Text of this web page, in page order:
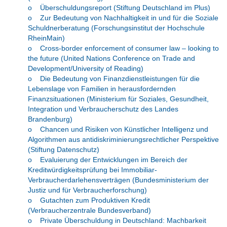
o Überschuldungsreport (Stiftung Deutschland im Plus)
o Zur Bedeutung von Nachhaltigkeit in und für die Soziale
Schuldnerberatung (Forschungsinstitut der Hochschule
RheinMain)
o Cross-border enforcement of consumer law – looking to
the future (United Nations Conference on Trade and
Development/University of Reading)
o Die Bedeutung von Finanzdienstleistungen für die
Lebenslage von Familien in herausfordernden
Finanzsituationen (Ministerium für Soziales, Gesundheit,
Integration und Verbraucherschutz des Landes
Brandenburg)
o Chancen und Risiken von Künstlicher Intelligenz und
Algorithmen aus antidiskriminierungsrechtlicher Perspektive
(Stiftung Datenschutz)
o Evaluierung der Entwicklungen im Bereich der
Kreditwürdigkeitsprüfung bei Immobiliar-
Verbraucherdarlehensverträgen (Bundesministerium der
Justiz und für Verbraucherforschung)
o Gutachten zum Produktiven Kredit
(Verbraucherzentrale Bundesverband)
o Private Überschuldung in Deutschland: Machbarkeit